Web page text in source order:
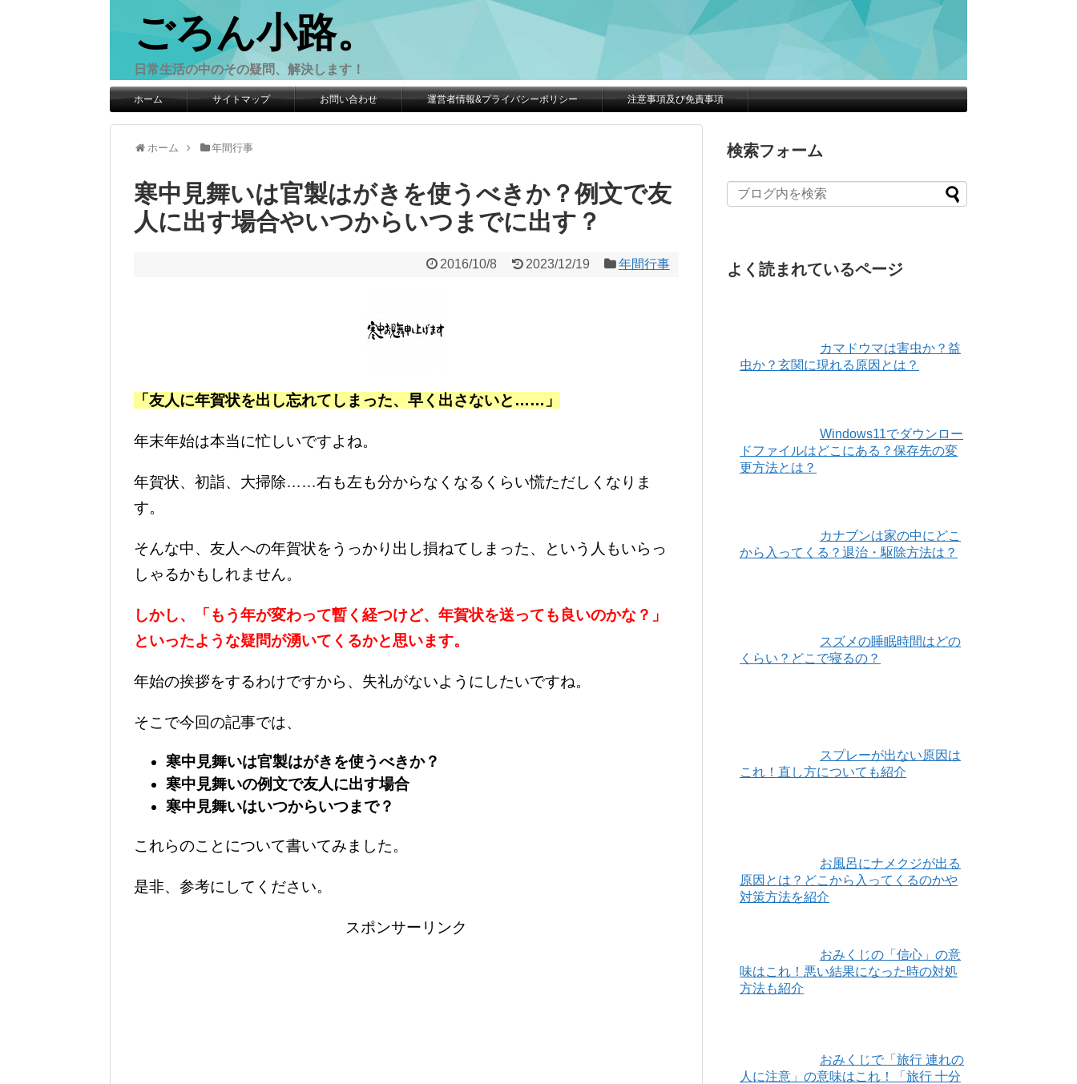
ごろん小路。
日常生活の中のその疑問、解決します！
ホーム サイトマップ お問い合わせ 運営者情報&プライバシーポリシー 注意事項及び免責事項
ホーム 年間行事
寒中見舞いは官製はがきを使うべきか？例文で友
人に出す場合やいつからいつまでに出す？
2016/10/8 2023/12/19 年間行事
「友人に年賀状を出し忘れてしまった、早く出さないと……」
年末年始は本当に忙しいですよね。
年賀状、初詣、大掃除……右も左も分からなくなるくらい慌ただしくなりま
す。
そんな中、友人への年賀状をうっかり出し損ねてしまった、という人もいらっ
しゃるかもしれません。
しかし、「もう年が変わって暫く経つけど、年賀状を送っても良いのかな？」
といったような疑問が湧いてくるかと思います。
年始の挨拶をするわけですから、失礼がないようにしたいですね。
そこで今回の記事では、
寒中見舞いは官製はがきを使うべきか？
寒中見舞いの例文で友人に出す場合
寒中見舞いはいつからいつまで？
これらのことについて書いてみました。
是非、参考にしてください。
スポンサーリンク
検索フォーム
よく読まれているページ
カマドウマは害虫か？益
虫か？玄関に現れる原因とは？
Windows11でダウンロー
ドファイルはどこにある？保存先の変
更方法とは？
カナブンは家の中にどこ
から入ってくる？退治・駆除方法は？
スズメの睡眠時間はどの
くらい？どこで寝るの？
スプレーが出ない原因は
これ！直し方についても紹介
お風呂にナメクジが出る
原因とは？どこから入ってくるのかや
対策方法を紹介
おみくじの「信心」の意
味はこれ！悪い結果になった時の対処
方法も紹介
おみくじで「旅行 連れの
人に注意」の意味はこれ！「旅行 十分